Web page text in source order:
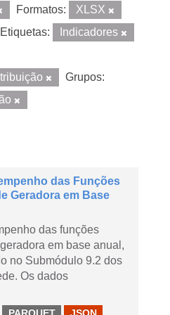
Formatos:
XLSX
Etiquetas:
Indicadores
Grupos:
das Funções
Geradora em Base
das funções
em base anual,
no Submódulo 9.2 dos
Os dados